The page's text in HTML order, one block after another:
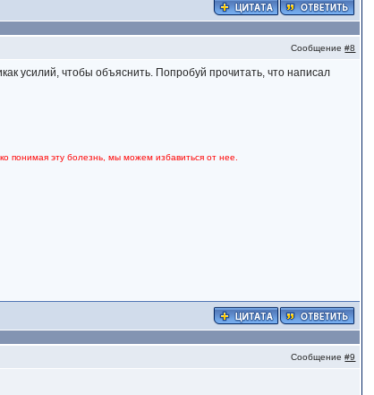
Сообщение#8
усилий, чтобы объяснить. Попробуй прочитать, что написал
понимая эту болезнь, мы можем избавиться от нее.
Сообщение#9